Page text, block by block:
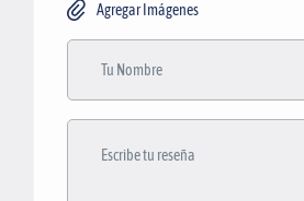
Agregar Imágenes